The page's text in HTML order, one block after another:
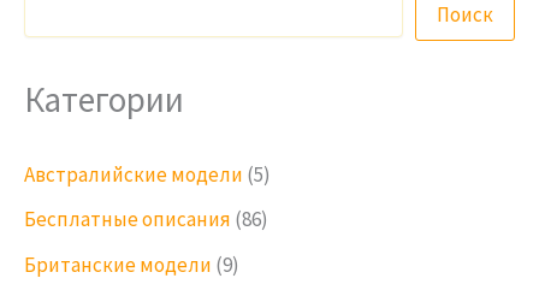
Поиск
Категории
Австралийские модели (5)
Бесплатные описания (86)
Британские модели (9)